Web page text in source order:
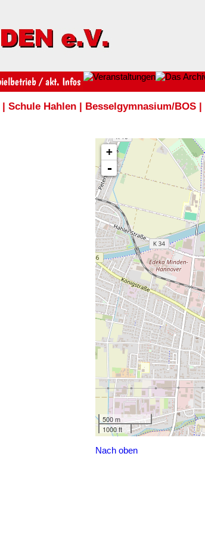
| Schule Hahlen | Besselgymnasium/BOS |
+
-
500 m
1000 ft
Nach oben